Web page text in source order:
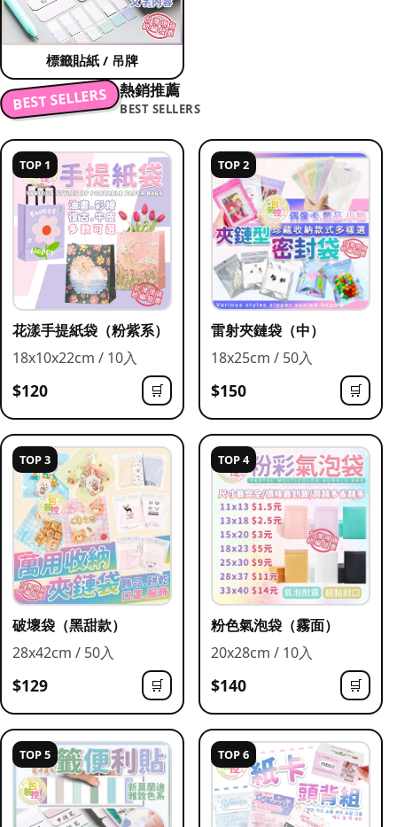
標籤貼紙 / 吊牌
BEST SELLERS 熱銷推薦
BEST SELLERS
TOP 1
花漾手提紙袋（粉紫系）
18x10x22cm / 10入
$120 🛒
TOP 2
雷射夾鏈袋（中）
18x25cm / 50入
$150 🛒
TOP 3
破壞袋（黑甜款）
28x42cm / 50入
$129 🛒
TOP 4
粉色氣泡袋（霧面）
20x28cm / 10入
$140 🛒
TOP 5 TOP 6